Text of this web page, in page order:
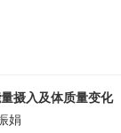
摄入及体质量变化
娟